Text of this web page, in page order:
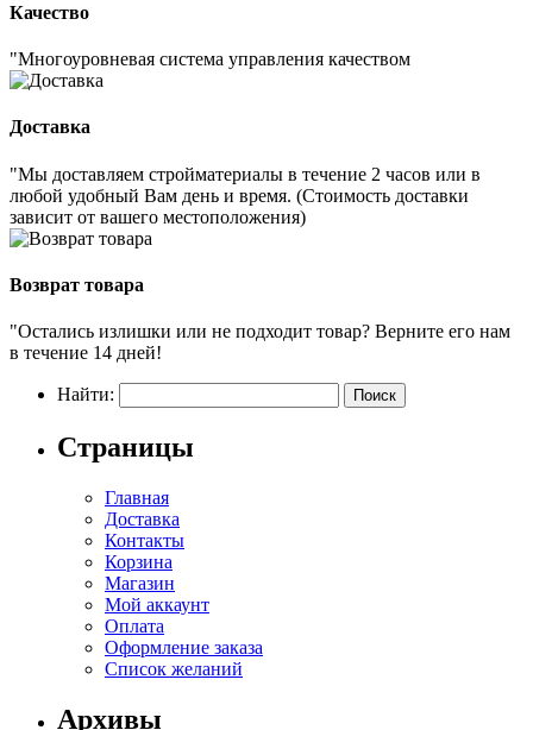
Качество
"Многоуровневая система управления качеством
Доставка
"Мы доставляем стройматериалы в течение 2 часов или в
любой удобный Вам день и время. (Стоимость доставки
зависит от вашего местоположения)
Возврат товара
"Остались излишки или не подходит товар? Верните его нам
в течение 14 дней!
Найти:
Страницы
Главная
Доставка
Контакты
Корзина
Магазин
Мой аккаунт
Оплата
Оформление заказа
Список желаний
Архивы